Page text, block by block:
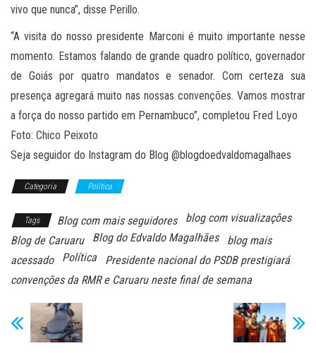
vivo que nunca”, disse Perillo.
“A visita do nosso presidente Marconi é muito importante nesse
momento. Estamos falando de grande quadro político, governador
de Goiás por quatro mandatos e senador. Com certeza sua
presença agregará muito nas nossas convenções. Vamos mostrar
a força do nosso partido em Pernambuco”, completou Fred Loyo
Foto: Chico Peixoto
Seja seguidor do Instagram do Blog @blogdoedvaldomagalhaes
Categoria Política
Tags Blog com mais seguidores
blog com visualizações
Blog de Caruaru
Blog do Edvaldo Magalhães
blog mais
acessado
Política
Presidente nacional do PSDB prestigiará
convenções da RMR e Caruaru neste final de semana